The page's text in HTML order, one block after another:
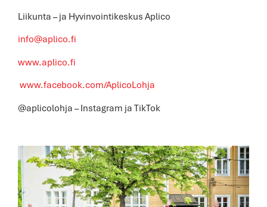
Liikunta – ja Hyvinvointikeskus Aplico
info@aplico.fi
www.aplico.fi
www.facebook.com/AplicoLohja
@aplicolohja – Instagram ja TikTok